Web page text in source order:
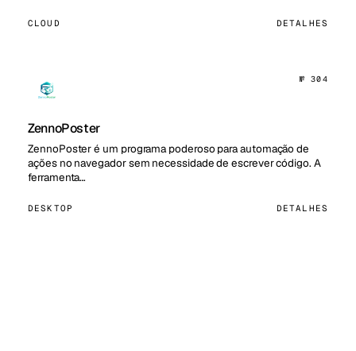
CLOUD DETALHES
№ 304
ZennoPoster
ZennoPoster é um programa poderoso para automação de
ações no navegador sem necessidade de escrever código. A
ferramenta…
DESKTOP DETALHES